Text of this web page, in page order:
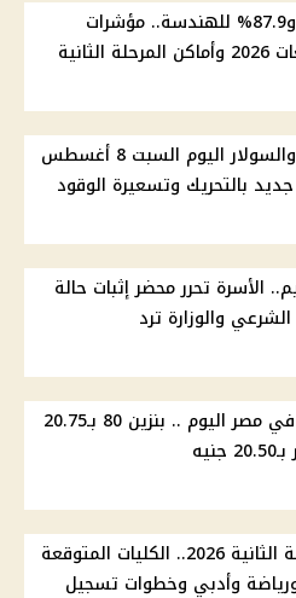
92.8% للطب و87.9% للهندسة.. مؤشرات
أسعار البنزين والسولار اليوم السبت 8 أغسطس
جديد بالتحريك وتسعيرة الوقود
ريم.. الأسرة تحرر محضر إثبات حالة
والوزارة ترد
أسعار الوقود في مصر اليوم .. بنزين 80 بـ20.75
تنسيق المرحلة الثانية 2026.. الكليات المتوقعة
وأدبي وخطوات تسجيل